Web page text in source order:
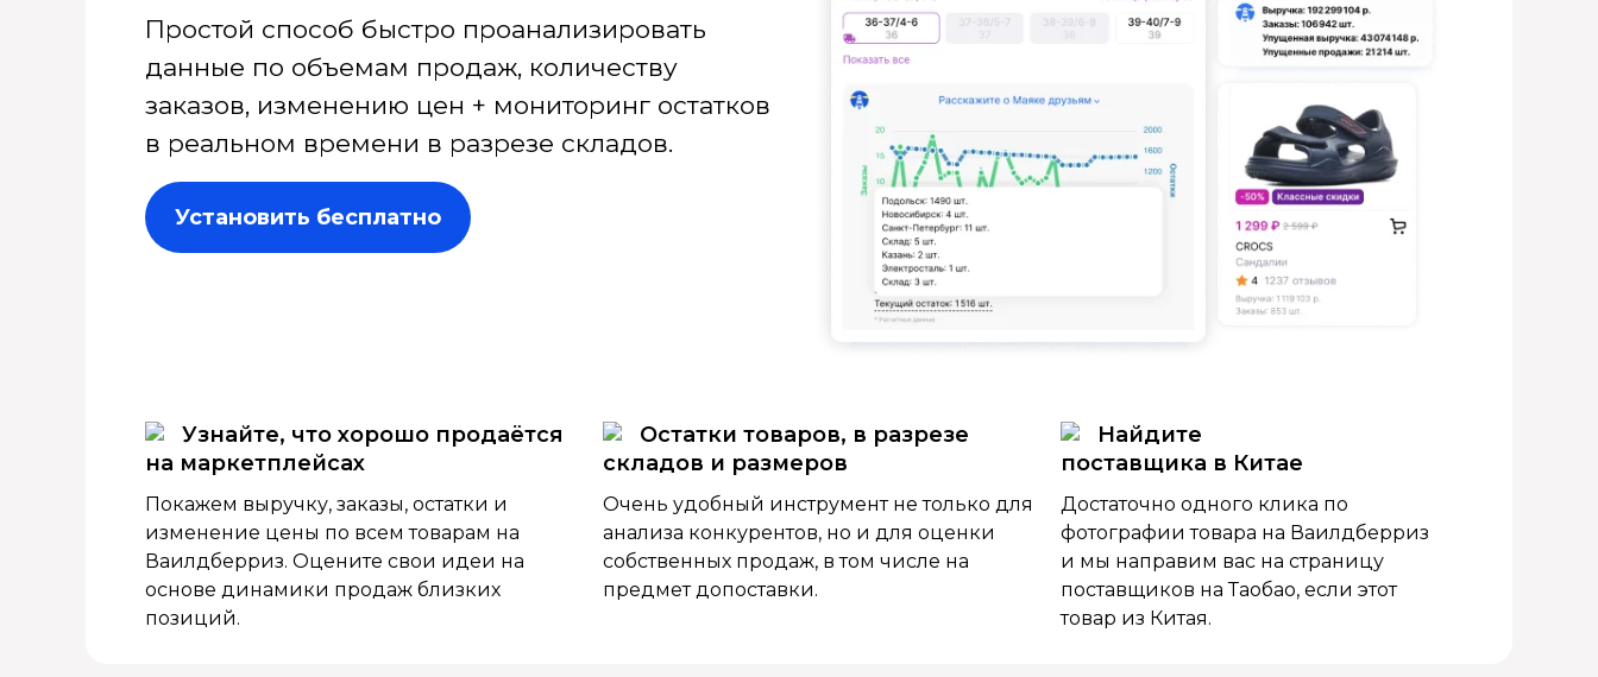
Простой способ быстро проанализировать
данные по объемам продаж, количеству
заказов, изменению цен + мониторинг остатков
в реальном времени в разрезе складов.
Установить бесплатно
Узнайте, что хорошо продаётся
на маркетплейсах
Покажем выручку, заказы, остатки и
изменение цены по всем товарам на
Ваилдберриз. Оцените свои идеи на
основе динамики продаж близких
позиций.
Остатки товаров, в разрезе
складов и размеров
Очень удобный инструмент не только для
анализа конкурентов, но и для оценки
собственных продаж, в том числе на
предмет допоставки.
Найдите
поставщика в Китае
Достаточно одного клика по
фотографии товара на Ваилдберриз
и мы направим вас на страницу
поставщиков на Таобао, если этот
товар из Китая.